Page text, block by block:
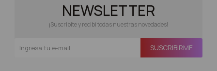
NEWSLETTER
¡Suscribite y recibí todas nuestras novedades!
SUSCRIBIRME